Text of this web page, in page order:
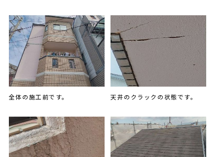
全体の施工前です。 天井のクラックの状態です。